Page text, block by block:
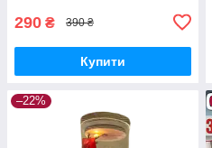
290 ₴ 390 ₴
Купити
–22%